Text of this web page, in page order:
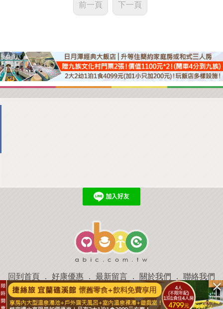
前一頁 下一頁
回到首頁 ． 好康優惠 ． 最新留言 ． 關於我們 ． 聯絡我們
部落格微件．商家合作．討論區 ．推薦景點． APP下載
羿磊資訊 服務條款&隱私權政策